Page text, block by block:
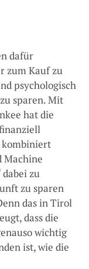
dafür
zum Kauf zu
psychologisch
sparen. Mit
hat die
kombiniert
Machine
zu
zu sparen
das in Tirol
dass die
wichtig
ist, wie die